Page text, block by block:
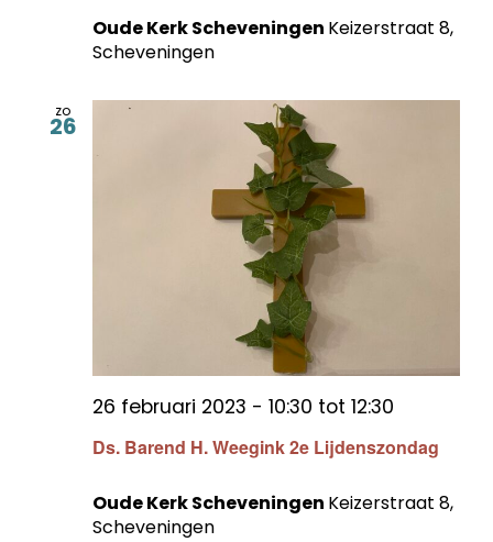
Oude Kerk Scheveningen Keizerstraat 8,
Scheveningen
zo
26
Ds. Barend H. Weegink 2e Lijdenszondag
26 februari 2023 - 10:30 tot 12:30
Oude Kerk Scheveningen Keizerstraat 8,
Scheveningen